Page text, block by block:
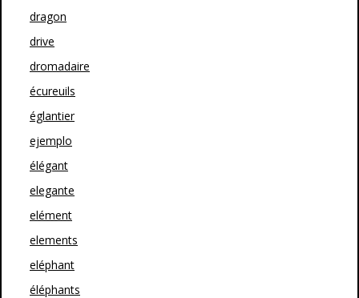
dragon
drive
dromadaire
écureuils
églantier
ejemplo
élégant
elegante
elément
elements
eléphant
éléphants